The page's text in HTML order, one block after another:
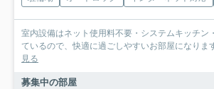
室内設備はネット使用料不要・システムキッチン
ているので、快適に過ごしやすいお部屋になりま
見る
募集中の部屋